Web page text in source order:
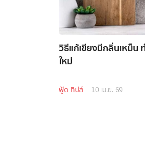
วิธีแก้เขียงมีกลิ่นเหม็น
ใหม่
ฟู้ด ทิปส์ 10 เม.ย. 69